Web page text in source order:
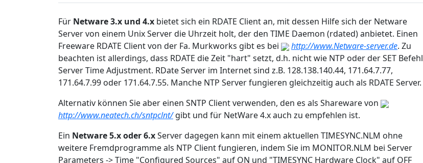
Für Netware 3.x und 4.x bietet sich ein RDATE Client an, mit dessen Hilfe sich der Netware
Server von einem Unix Server die Uhrzeit holt, der den TIME Daemon (rdated) anbietet. Einen
Freeware RDATE Client von der Fa. Murkworks gibt es bei
http://www.Netware-server.de. Zu
beachten ist allerdings, dass RDATE die Zeit "hart" setzt, d.h. nicht wie NTP oder der SET Befehl
Server Time Adjustment. RDate Server im Internet sind z.B. 128.138.140.44, 171.64.7.77,
171.64.7.99 oder 171.64.7.55. Manche NTP Server fungieren gleichzeitig auch als RDATE Server.
Alternativ können Sie aber einen SNTP Client verwenden, den es als Shareware von
http://www.neatech.ch/sntpclnt/gibt und für NetWare 4.x auch zu empfehlen ist.
Ein Netware 5.x oder 6.xServer dagegen kann mit einem aktuellen TIMESYNC.NLM ohne
weitere Fremdprogramme als NTP Client fungieren, indem Sie im MONITOR.NLM bei Server
Parameters -> Time "Configured Sources" auf ON und "TIMESYNC Hardware Clock" auf OFF